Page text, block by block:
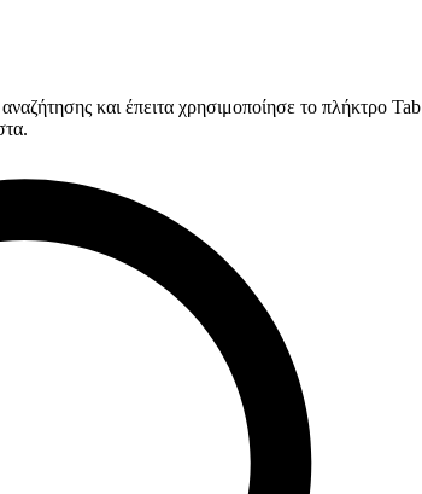
και έπειτα χρησιμοποίησε το πλήκτρο Tab